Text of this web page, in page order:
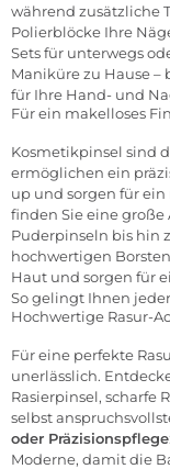
während zusätzliche
Polierblöcke Ihre
Sets für unterwegs
Maniküre zu Hause –
für Ihre Hand- und
Für ein makelloses
Kosmetikpinsel sind
ermöglichen ein
up und sorgen für ein
finden Sie eine große
Puderpinseln bis hin
hochwertigen
Haut und sorgen für
So gelingt Ihnen
Hochwertige Rasur-
Für eine perfekte
unerlässlich.
Rasierpinsel, scharfe
selbst
oder Präzisionspflege
Moderne, damit die